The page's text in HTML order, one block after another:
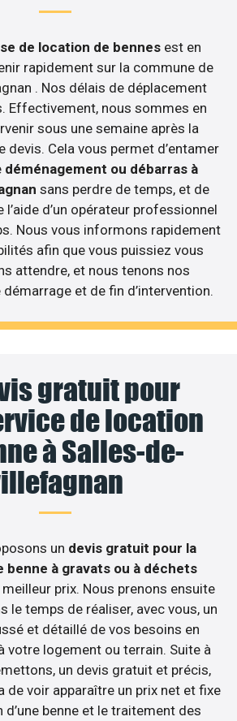
de location de bennesest en
rapidement sur la commune de
. Nos délais de déplacement
Effectivement, nous sommes en
sous une semaine après la
devis. Cela vous permet d’entamer
déménagement ou débarras à
sans perdre de temps, et de
d’un opérateur professionnel
Nous vous informons rapidement
afin que vous puissiez vous
attendre, et nous tenons nos
et de fin d’intervention.
gratuit pour
de location
à Salles-de-
un devis gratuit pour la
benne à gravats ou à déchets
prix. Nous prenons ensuite
le temps de réaliser, avec vous, un
et détaillé de vos besoins en
votre logement ou terrain. Suite à
un devis gratuit et précis,
de voir apparaître un prix net et fixe
benne et le traitement des